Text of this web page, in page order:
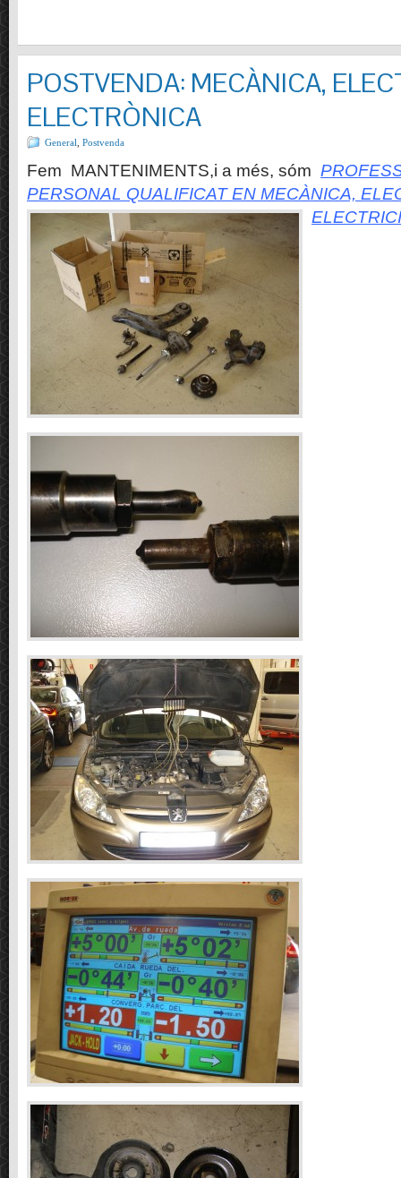
POSTVENDA: MECÀNICA,
ELECTRÒNICA
General Postvenda
Fem MANTENIMENTS,i a més, sóm
PERSONAL QUALIFICAT EN MECÀNICA,